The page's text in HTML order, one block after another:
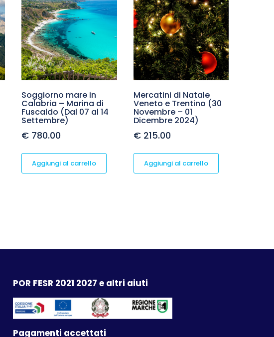
Soggiorno mare in
Calabria – Marina di
Fuscaldo (Dal 07 al 14
Settembre)
€780.00
Aggiungi al carrello
Mercatini di Natale
Veneto e Trentino (30
Novembre – 01
Dicembre 2024)
€215.00
Aggiungi al carrello
POR FESR 2021 2027 e altri aiuti
Pagamenti accettati